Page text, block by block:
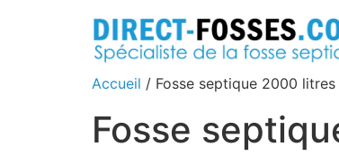
Accueil / Fosse septique 2000 litres
Fosse